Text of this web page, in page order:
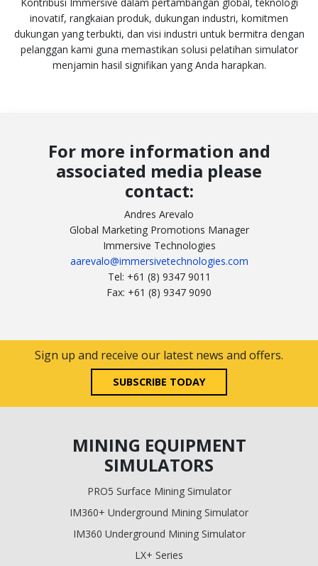
inovatif, rangkaian produk, dukungan industri, komitmen
dukungan yang terbukti, dan visi industri untuk bermitra dengan
pelanggan kami guna memastikan solusi pelatihan simulator
menjamin hasil signifikan yang Anda harapkan.
For more information and
associated media please
contact:
Andres Arevalo
Global Marketing Promotions Manager
Immersive Technologies
aarevalo@immersivetechnologies.com
Tel: +61 (8) 9347 9011
Fax: +61 (8) 9347 9090
Sign up and receive our latest news and offers.
SUBSCRIBE TODAY
MINING EQUIPMENT
SIMULATORS
PRO5 Surface Mining Simulator
IM360+ Underground Mining Simulator
IM360 Underground Mining Simulator
LX+ Series